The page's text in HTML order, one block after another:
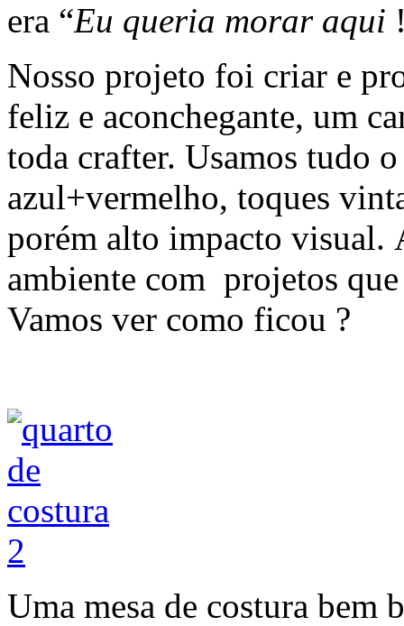
era “Eu queria morar aqui
Nosso projeto foi criar e
feliz e aconchegante, um
toda crafter. Usamos tudo
azul+vermelho, toques
porém alto impacto visual.
ambiente com projetos
Vamos ver como ficou ?
Uma mesa de costura bem